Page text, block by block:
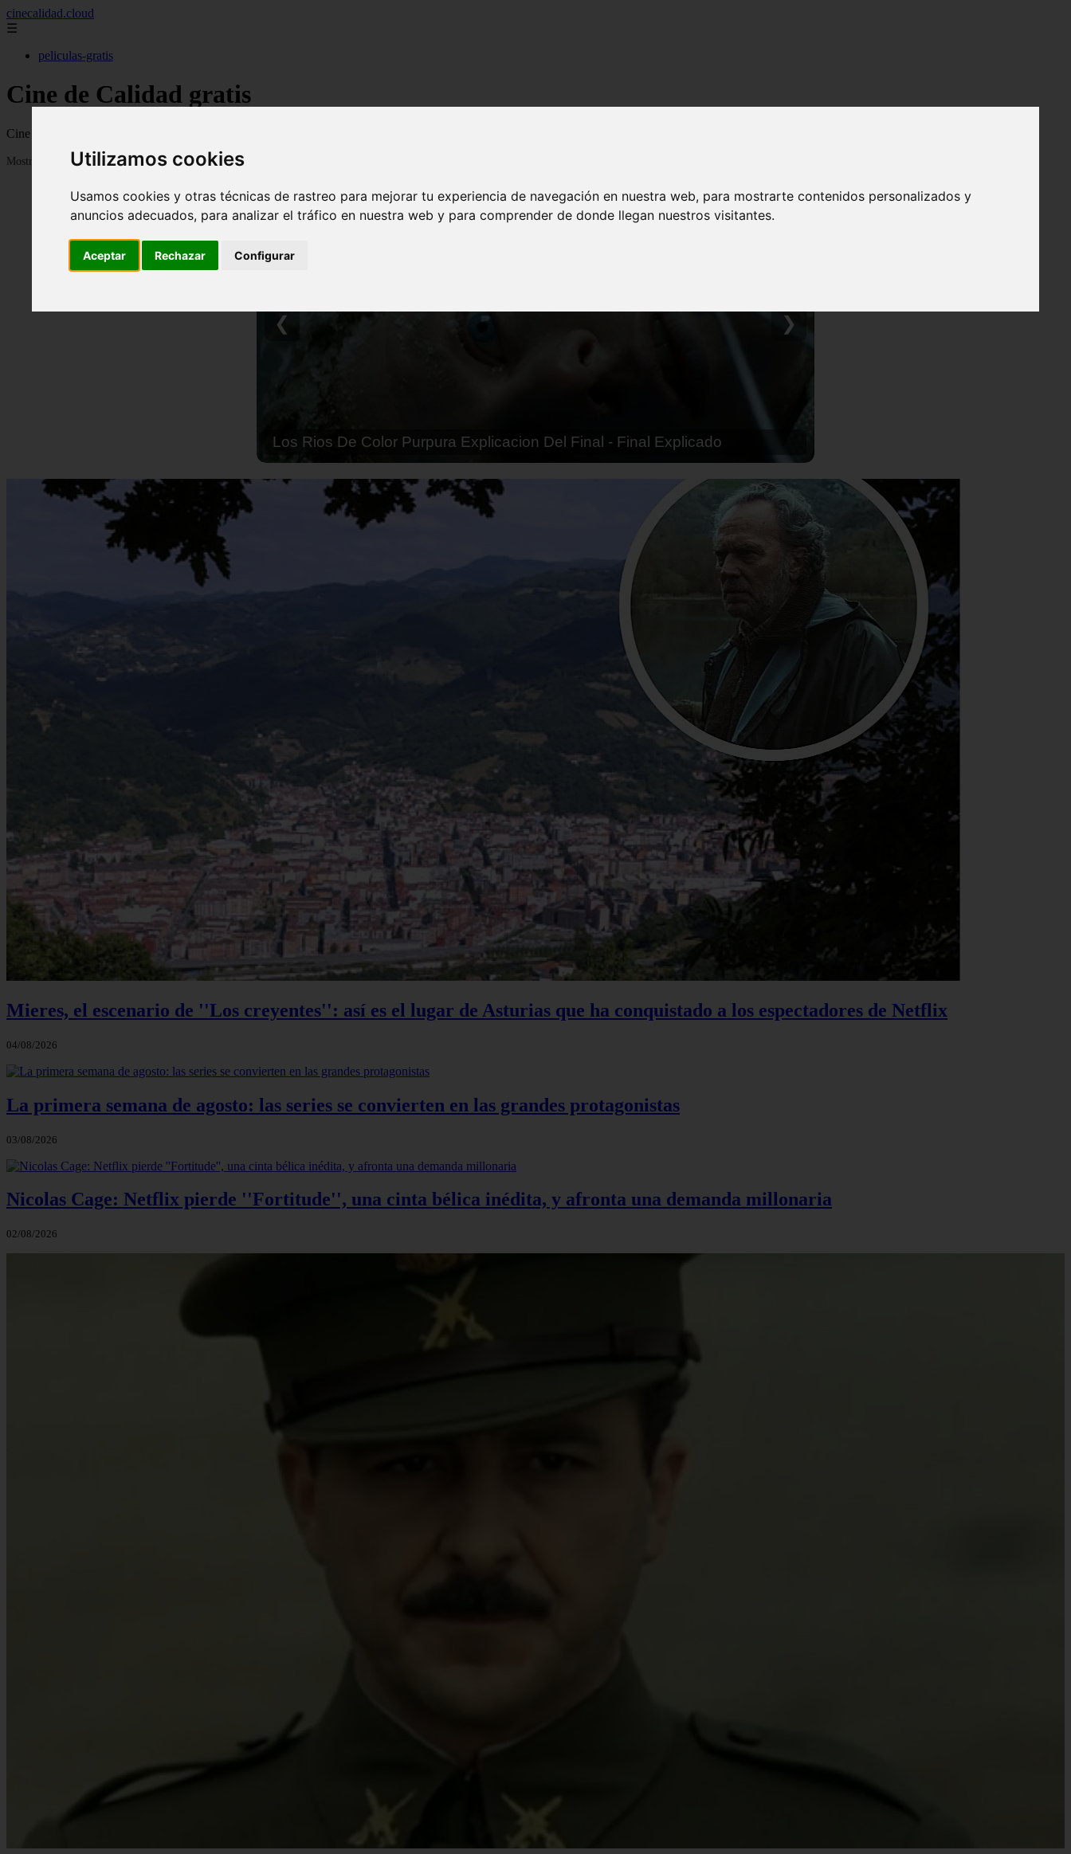
Utilizamos cookies
Usamos cookies y otras técnicas de rastreo para mejorar tu experiencia de navegación en nuestra web, para mostrarte contenidos personalizados y
anuncios adecuados, para analizar el tráfico en nuestra web y para comprender de donde llegan nuestros visitantes.
Aceptar Rechazar Configurar
cinecalidad.cloud
☰
peliculas-gratis
Cine de Calidad gratis
Cine de calidad con películas antiguas o clásicas de calidad para ver gratis y legalmente en Youtube o Archive
Mostrando 1 - 24 de 1843 artículos
Solo Las Bestias - Final Explicado
❮ ❯
Mieres, el escenario de ''Los creyentes'': así es el lugar de Asturias que ha conquistado a los espectadores de Netflix
04/08/2026
La primera semana de agosto: las series se convierten en las grandes protagonistas
03/08/2026
Nicolas Cage: Netflix pierde ''Fortitude'', una cinta bélica inédita, y afronta una demanda millonaria
02/08/2026